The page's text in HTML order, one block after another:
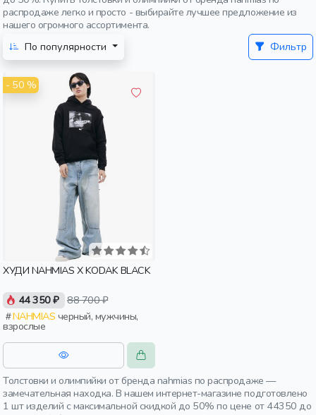
распродаже легко и просто - выбирайте лучшее предложение из
нашего огромного ассортимента.
По популярности
Фильтр
- 50 %
ХУДИ NAHMIAS X KODAK BLACK
44 350 ₽ 88 700 ₽
NAHMIAS
взрослые
Толстовки и олимпийки от бренда nahmias по распродаже —
замечательная находка. В нашем интернет-магазине подготовлено
1 шт изделий с максимальной скидкой до 50% по цене от 44350 до